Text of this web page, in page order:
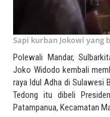
Sapi kurban Jokowi yang
Polewali Mandar,
Joko Widodo kembali
raya Idul Adha di Sulawesi
Tedong itu dibeli
Patampanua, Kecamatan